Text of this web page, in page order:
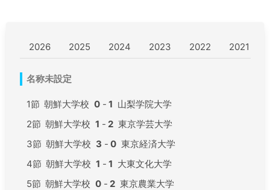
2026 2025 2024 2023 2022 2021
名称未設定
1節 朝鮮大学校 0 - 1 山梨学院大学
2節 朝鮮大学校 1 - 2 東京学芸大学
3節 朝鮮大学校 3 - 0 東京経済大学
4節 朝鮮大学校 1 - 1 大東文化大学
5節 朝鮮大学校 0 - 2 東京農業大学